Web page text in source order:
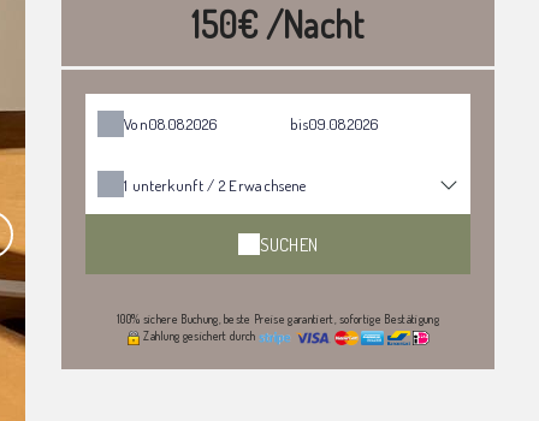
150€ /Nacht
Von bis
1 unterkunft / 2 Erwachsene
SUCHEN
100% sichere Buchung, beste Preise garantiert, sofortige Bestätigung
Zahlung gesichert durch